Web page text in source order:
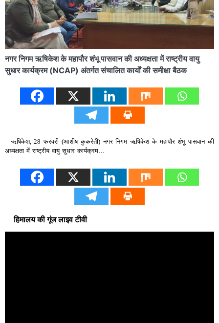
नगर निगम ऋषिकेश के महापौर शंभू पासवान की अध्यक्षता में राष्ट्रीय वायु
सुधार कार्यक्रम (NCAP) अंतर्गत संचालित कार्यों की समीक्षा बैठक
ऋषिकेश, 28 फरवरी (आशीष कुकरेती) नगर निगम ऋषिकेश के महापौर शंभू पासवान की
अध्यक्षता में राष्ट्रीय वायु सुधार कार्यक्रम…
हिमालय की गूंज लाइव टीवी